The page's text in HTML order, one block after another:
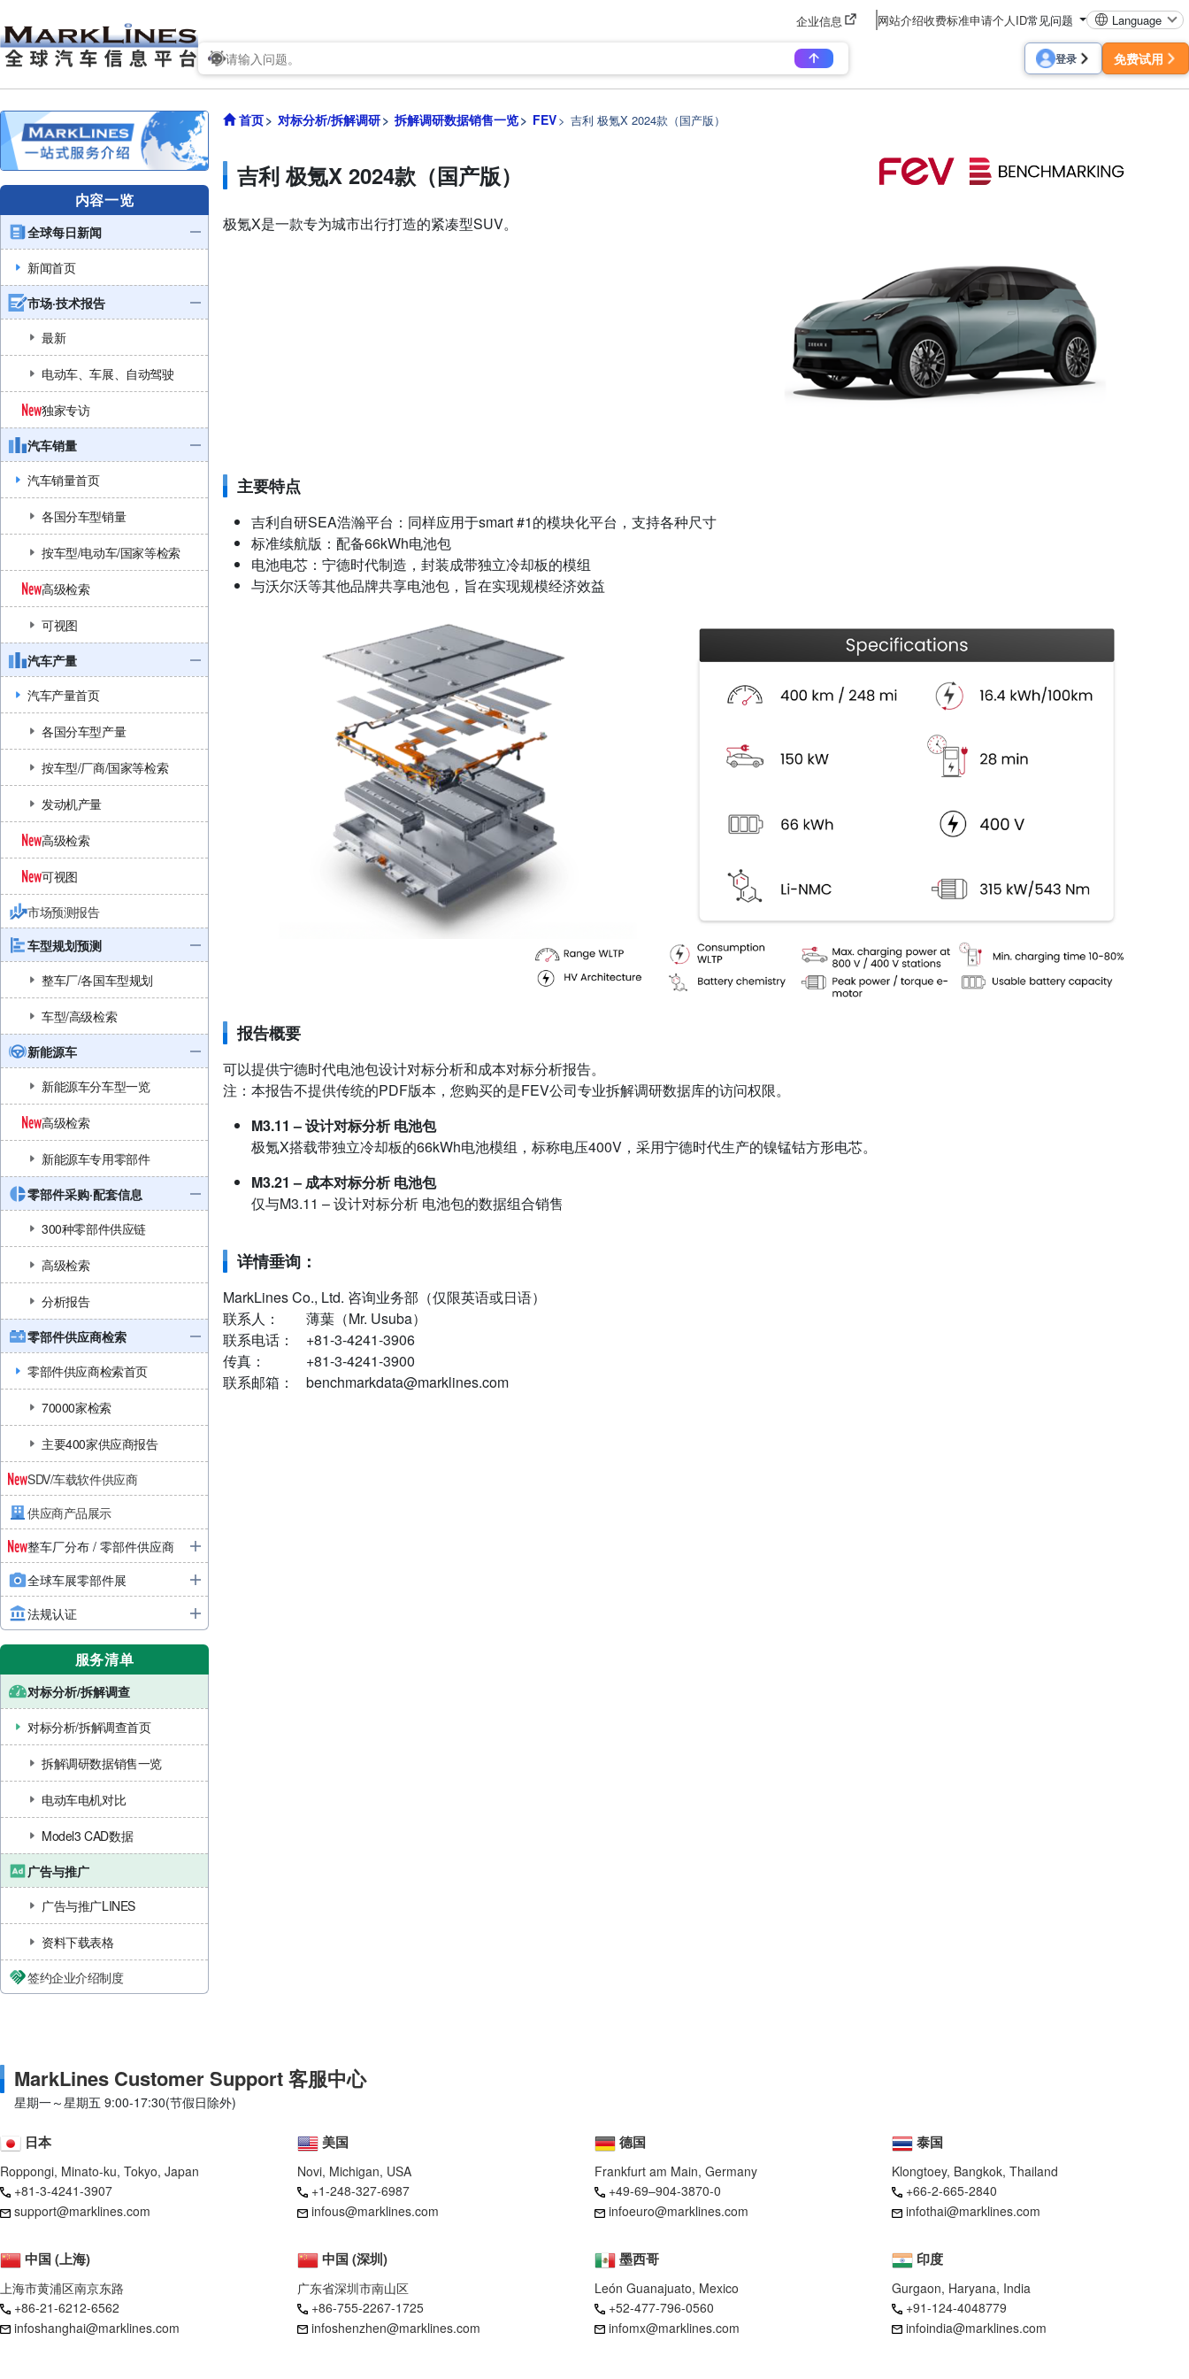
企业信息 网站介绍收费标准申请个人ID常见问题 Language
登录 免费试用
内容一览
全球每日新闻
新闻首页
市场·技术报告
最新
电动车、车展、自动驾驶
独家专访
汽车销量
汽车销量首页
各国分车型销量
按车型/电动车/国家等检索
高级检索
可视图
汽车产量
汽车产量首页
各国分车型产量
按车型/厂商/国家等检索
发动机产量
高级检索
可视图
市场预测报告
车型规划预测
整车厂/各国车型规划
车型/高级检索
新能源车
新能源车分车型一览
高级检索
新能源车专用零部件
零部件采购·配套信息
300种零部件供应链
高级检索
分析报告
零部件供应商检索
零部件供应商检索首页
70000家检索
主要400家供应商报告
SDV/车载软件供应商
供应商产品展示
整车厂分布 / 零部件供应商
全球车展零部件展
法规认证
服务清单
对标分析/拆解调查
对标分析/拆解调查首页
拆解调研数据销售一览
电动车电机对比
Model3 CAD数据
广告与推广
广告与推广LINES
资料下载表格
签约企业介绍制度
首页 对标分析/拆解调研 拆解调研数据销售一览 FEV 吉利 极氪X 2024款（国产版）
吉利 极氪X 2024款（国产版）
极氪X是一款专为城市出行打造的紧凑型SUV。
主要特点
吉利自研SEA浩瀚平台：同样应用于smart #1的模块化平台，支持各种尺寸
标准续航版：配备66kWh电池包
电池电芯：宁德时代制造，封装成带独立冷却板的模组
与沃尔沃等其他品牌共享电池包，旨在实现规模经济效益
报告概要
可以提供宁德时代电池包设计对标分析和成本对标分析报告。
注：本报告不提供传统的PDF版本，您购买的是FEV公司专业拆解调研数据库的访问权限。
M3.11 – 设计对标分析 电池包
极氪X搭载带独立冷却板的66kWh电池模组，标称电压400V，采用宁德时代生产的镍锰钴方形电芯。
M3.21 – 成本对标分析 电池包
仅与M3.11 – 设计对标分析 电池包的数据组合销售
详情垂询：
MarkLines Co., Ltd. 咨询业务部（仅限英语或日语）
联系人：
薄葉（Mr. Usuba）
联系电话：
+81-3-4241-3906
传真：
+81-3-4241-3900
联系邮箱：
benchmarkdata@marklines.com
MarkLines Customer Support 客服中心
星期一～星期五 9:00-17:30(节假日除外)
日本
Roppongi, Minato-ku, Tokyo, Japan
+81-3-4241-3907
support@marklines.com
美国
Novi, Michigan, USA
+1-248-327-6987
infous@marklines.com
墨西哥
León Guanajuato, Mexico
+52-477-796-0560
infomx@marklines.com
德国
Frankfurt am Main, Germany
+49-69–904-3870-0
infoeuro@marklines.com
中国 (上海)
上海市黄浦区南京东路
+86-21-6212-6562
infoshanghai@marklines.com
中国 (深圳)
广东省深圳市南山区
+86-755-2267-1725
infoshenzhen@marklines.com
泰国
Klongtoey, Bangkok, Thailand
+66-2-665-2840
infothai@marklines.com
印度
Gurgaon, Haryana, India
+91-124-4048779
infoindia@marklines.com